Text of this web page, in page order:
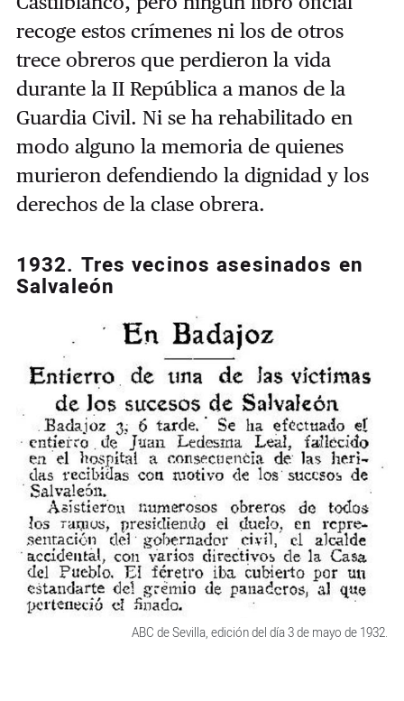
recoge estos crímenes ni los de otros
trece obreros que perdieron la vida
durante la II República a manos de la
Guardia Civil. Ni se ha rehabilitado en
modo alguno la memoria de quienes
murieron defendiendo la dignidad y los
derechos de la clase obrera.
1932. Tres vecinos asesinados en
Salvaleón
ABC de Sevilla, edición del día 3 de mayo de 1932.